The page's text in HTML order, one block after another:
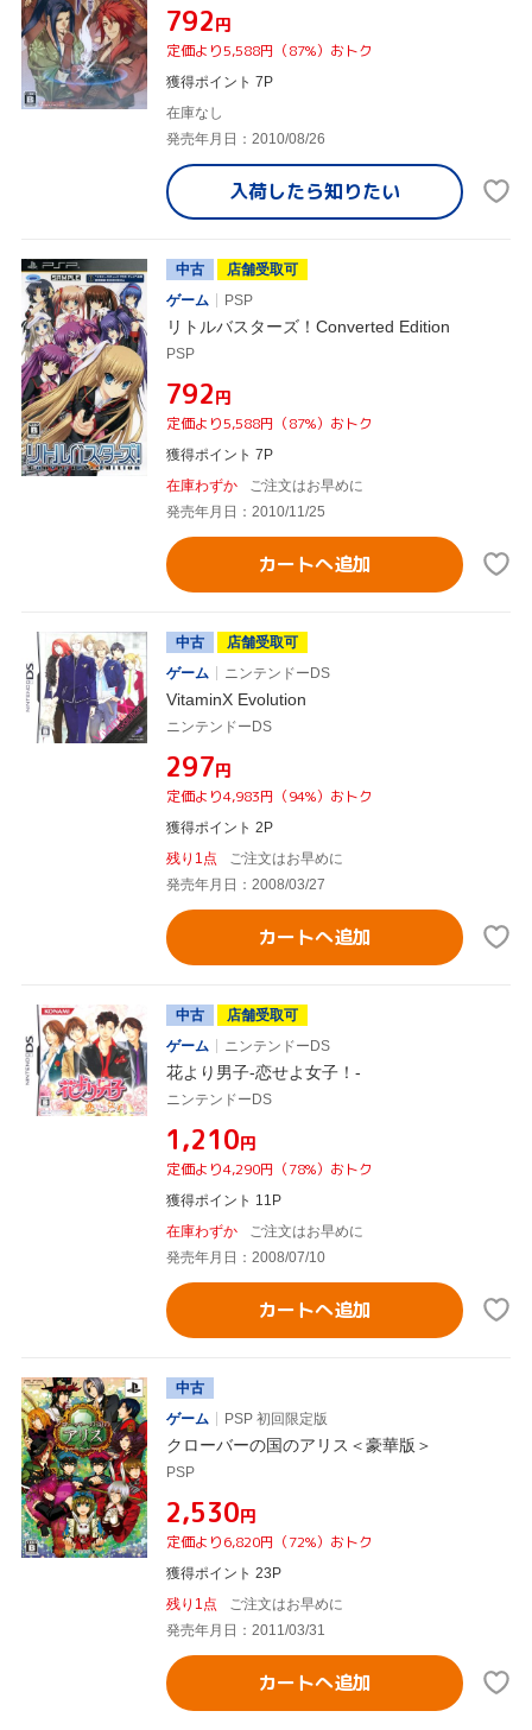
¥792円
定価より5,588円（87%）おトク
獲得ポイント 7P
在庫なし
発売年月日：2010/08/26
入荷したら知りたい
中古
店舗受取可
ゲーム
PSP
リトルバスターズ！Converted Edition
PSP
¥792円
定価より5,588円（87%）おトク
獲得ポイント 7P
在庫わずか
ご注文はお早めに
発売年月日：2010/11/25
カートへ追加
中古
店舗受取可
ゲーム
ニンテンドーDS
VitaminX Evolution
ニンテンドーDS
¥297円
定価より4,983円（94%）おトク
獲得ポイント 2P
残り1点
ご注文はお早めに
発売年月日：2008/03/27
カートへ追加
中古
店舗受取可
ゲーム
ニンテンドーDS
花より男子-恋せよ女子！-
ニンテンドーDS
¥1,210円
定価より4,290円（78%）おトク
獲得ポイント 11P
在庫わずか
ご注文はお早めに
発売年月日：2008/07/10
カートへ追加
中古
ゲーム
PSP 初回限定版
クローバーの国のアリス＜豪華版＞
PSP
¥2,530円
定価より6,820円（72%）おトク
獲得ポイント 23P
残り1点
ご注文はお早めに
発売年月日：2011/03/31
カートへ追加